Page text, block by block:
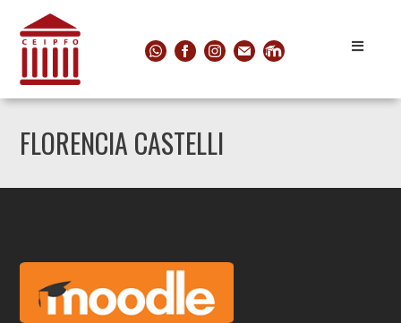
FLORENCIA CASTELLI